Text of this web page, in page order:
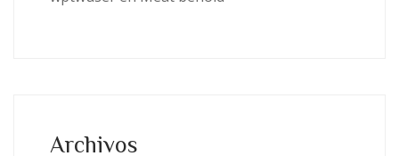
Archivos